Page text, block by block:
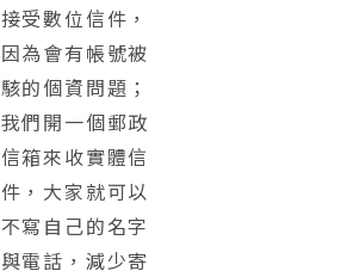
接受數位信件，
因為會有帳號被
駭的個資問題；
我們開一個郵政
信箱來收實體信
件，大家就可以
不寫自己的名字
與電話，減少寄